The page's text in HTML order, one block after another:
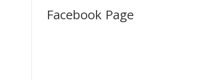
Facebook Page